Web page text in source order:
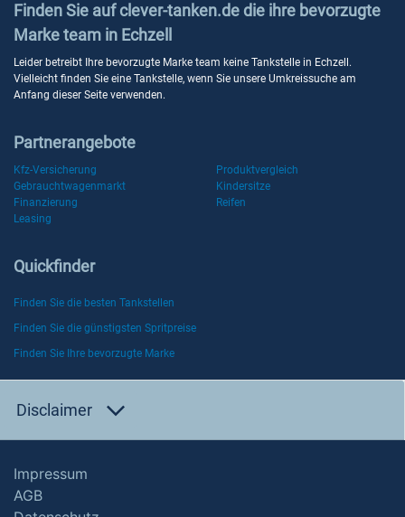
Finden Sie auf clever-tanken.de die ihre bevorzugte
Marke team in Echzell
Leider betreibt Ihre bevorzugte Marke team keine Tankstelle in Echzell.
Vielleicht finden Sie eine Tankstelle, wenn Sie unsere Umkreissuche am
Anfang dieser Seite verwenden.
Partnerangebote
Kfz-Versicherung
Produktvergleich
Gebrauchtwagenmarkt
Kindersitze
Finanzierung
Reifen
Leasing
Quickfinder
Finden Sie die besten Tankstellen
Finden Sie die günstigsten Spritpreise
Finden Sie Ihre bevorzugte Marke
Disclaimer
Impressum
AGB